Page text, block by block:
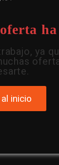
ya
inicio